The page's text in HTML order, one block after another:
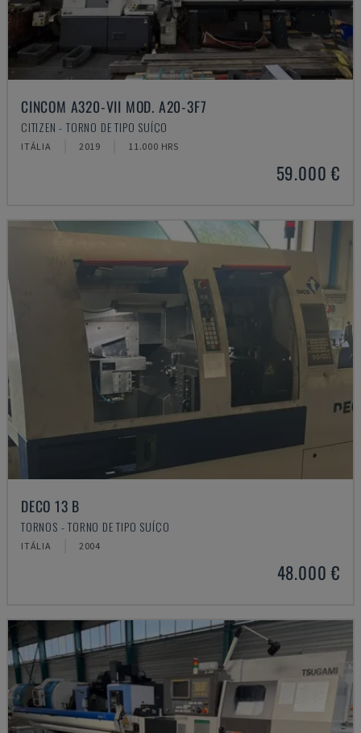
CINCOM A320-VII MOD. A20-3F7
CITIZEN - TORNO DE TIPO SUÍÇO
ITÁLIA 2019 11.000 HRS
59.000 €
DECO 13 B
TORNOS - TORNO DE TIPO SUÍÇO
ITÁLIA 2004
48.000 €